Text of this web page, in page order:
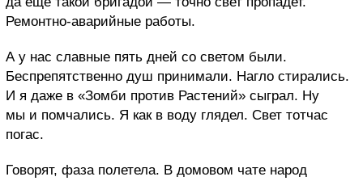
Ремонтно-аварийные работы.
А у нас славные пять дней со светом были.
Беспрепятственно душ принимали. Нагло стирались.
И я даже в «Зомби против Растений» сыграл. Ну
мы и помчались. Я как в воду глядел. Свет тотчас
погас.
Говорят, фаза полетела. В домовом чате народ